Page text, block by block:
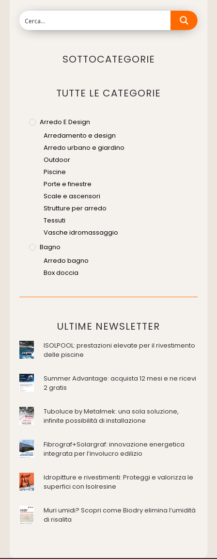
SOTTOCATEGORIE
TUTTE LE CATEGORIE
Arredo E Design
Arredamento e design
Arredo urbano e giardino
Outdoor
Piscine
Porte e finestre
Scale e ascensori
Strutture per arredo
Tessuti
Vasche idromassaggio
Bagno
Arredo bagno
Box doccia
Placche di comando per wc
Domotica Ed Impianti Elettrici
Edilizia
Antincendio e sicurezza
Attrezzature manuali
Cappe d'aspirazione
Consolidamento
Deumidificazione
Energie rinnovabili
Ferramenta e fissaggi
Impianti idrici e depurazione
Impianti termici e climatizzazione
ULTIME NEWSLETTER
ISOLPOOL: prestazioni elevate per il rivestimento
delle piscine
Summer Advantage: acquista 12 mesi e ne ricevi
2 gratis
Tuboluce by Metalmek: una sola soluzione,
infinite possibilità di installazione
Fibrograf+Solargraf: innovazione energetica
integrata per l’involucro edilizio
Idropitture e rivestimenti: Proteggi e valorizza le
superfici con Isolresine
Muri umidi? Scopri come Biodry elimina l’umidità
di risalita